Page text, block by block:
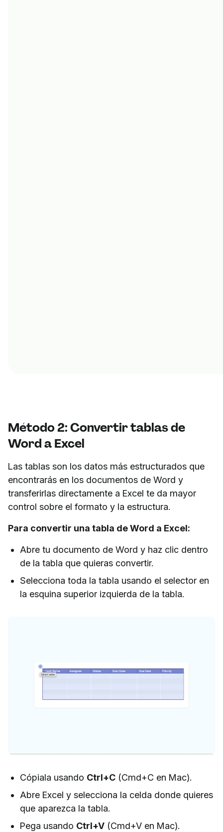
Método 2: Convertir tablas de
Word a Excel
Las tablas son los datos más estructurados que
encontrarás en los documentos de Word y
transferirlas directamente a Excel te da mayor
control sobre el formato y la estructura.
Para convertir una tabla de Word a Excel:
Abre tu documento de Word y haz clic dentro
de la tabla que quieras convertir.
Selecciona toda la tabla usando el selector en
la esquina superior izquierda de la tabla.
Cópiala usando Ctrl+C (Cmd+C en Mac).
Abre Excel y selecciona la celda donde quieres
que aparezca la tabla.
Pega usando Ctrl+V (Cmd+V en Mac).